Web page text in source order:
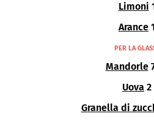
Limoni
Arance 1
PER LA
Mandorle
Uova 2
Granella di